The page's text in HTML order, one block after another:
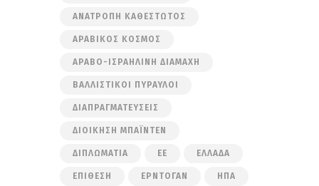
ΑΝΑΤΡΟΠΉ ΚΑΘΕΣΤΏΤΟΣ
ΑΡΑΒΙΚΌΣ ΚΌΣΜΟΣ
ΑΡΑΒΟ-ΙΣΡΑΗΛΙΝΉ ΔΙΑΜΆΧΗ
ΒΑΛΛΙΣΤΙΚΟΊ ΠΎΡΑΥΛΟΙ
ΔΙΑΠΡΑΓΜΑΤΕΎΣΕΙΣ
ΔΙΟΊΚΗΣΗ ΜΠΆΙΝΤΕΝ
ΔΙΠΛΩΜΑΤΊΑ ΕΕ ΕΛΛΆΔΑ
ΕΠΊΘΕΣΗ ΕΡΝΤΟΓΆΝ ΗΠΑ